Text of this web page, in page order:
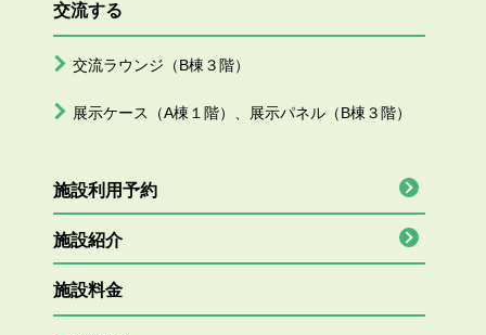
交流する
交流ラウンジ（B棟３階）
展示ケース（A棟１階）、展示パネル（B棟３階）
施設利用予約
施設紹介
施設料金